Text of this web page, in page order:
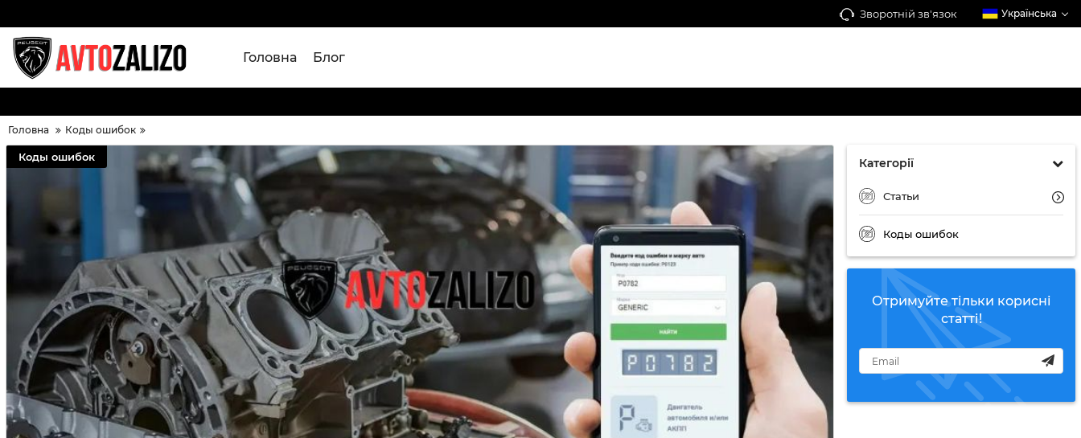
Зворотній зв'язок Українська
Головна Блог
Головна Коды ошибок
Категорії
Статьи
Коды ошибок
Отримуйте тільки корисні
статті!
Коды ошибок